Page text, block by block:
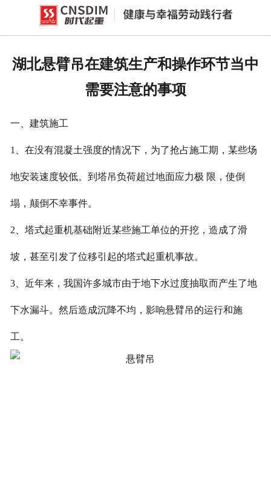
网站首页
企业文化
湖北悬臂吊在建筑生产和操作环节当中
需要注意的事项
一、建筑施工
1、在没有混凝土强度的情况下，为了抢占施工期，某些场
地安装速度较低。到塔吊负荷超过地面应力极 限，使倒
塌，颠倒不幸事件。
2、塔式起重机基础附近某些施工单位的开挖，造成了滑
坡，甚至引发了位移引起的塔式起重机事故。
3、近年来，我国许多城市由于地下水过度抽取而产生了地
下水漏斗。然后造成沉降不均，影响悬臂吊的运行和施
工。